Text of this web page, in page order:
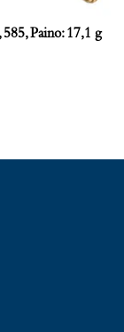
Paino: 17,1 g